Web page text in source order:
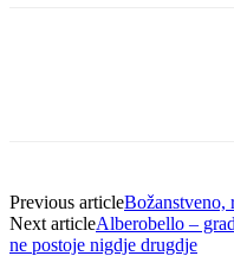
Previous articleBožanstveno,
Next articleAlberobello –
ne postoje nigdje drugdje